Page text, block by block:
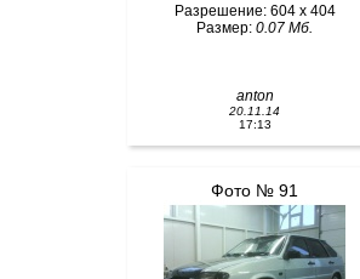
Разрешение: 604 x 404
Размер: 0.07 Мб.
anton
20.11.14
17:13
Фото № 91